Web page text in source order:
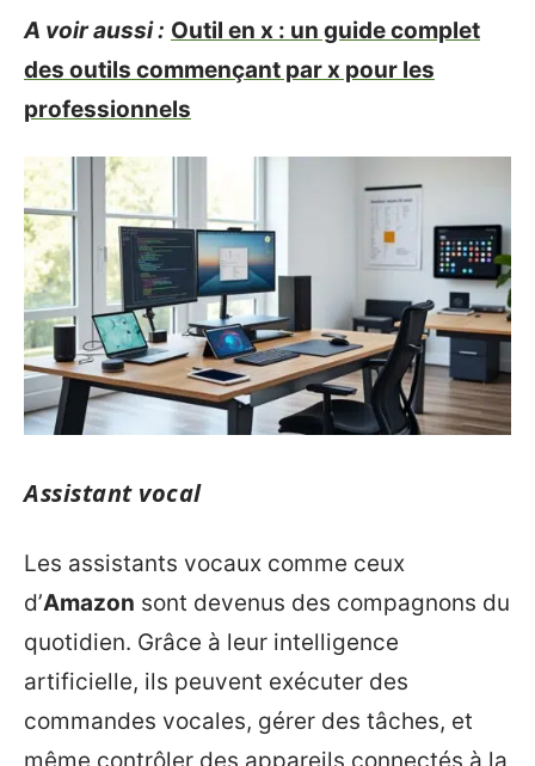
A voir aussi : Outil en x : un guide complet
des outils commençant par x pour les
professionnels
Assistant vocal
Les assistants vocaux comme ceux
d’Amazon sont devenus des compagnons du
quotidien. Grâce à leur intelligence
artificielle, ils peuvent exécuter des
commandes vocales, gérer des tâches, et